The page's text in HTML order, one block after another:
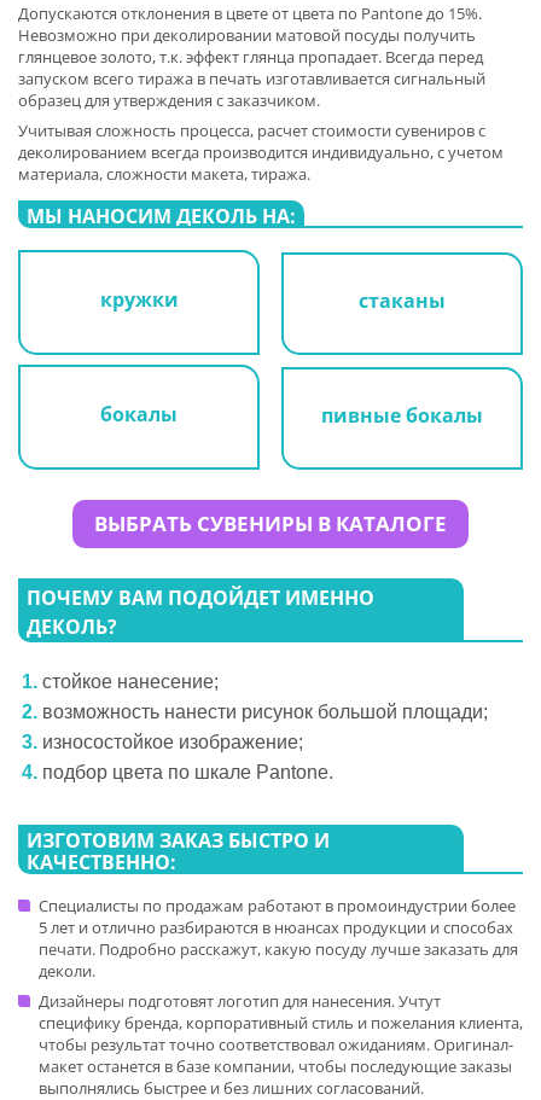
Допускаются отклонения в цвете от цвета по Pantone до 15%.
Невозможно при деколировании матовой посуды получить
глянцевое золото, т.к. эффект глянца пропадает. Всегда перед
запуском всего тиража в печать изготавливается сигнальный
образец для утверждения с заказчиком.
Учитывая сложность процесса, расчет стоимости сувениров с
деколированием всегда производится индивидуально, с учетом
материала, сложности макета, тиража.
МЫ НАНОСИМ ДЕКОЛЬ НА:
кружки стаканы
бокалы пивные бокалы
ВЫБРАТЬ СУВЕНИРЫ В КАТАЛОГЕ
ПОЧЕМУ ВАМ ПОДОЙДЕТ ИМЕННО
ДЕКОЛЬ?
стойкое нанесение;
возможность нанести рисунок большой площади;
износостойкое изображение;
подбор цвета по шкале Pantone.
ИЗГОТОВИМ ЗАКАЗ БЫСТРО И
КАЧЕСТВЕННО:
Специалисты по продажам работают в промоиндустрии более
5 лет и отлично разбираются в нюансах продукции и способах
печати. Подробно расскажут, какую посуду лучше заказать для
деколи.
Дизайнеры подготовят логотип для нанесения. Учтут
специфику бренда, корпоративный стиль и пожелания клиента,
чтобы результат точно соответствовал ожиданиям. Оригинал-
макет останется в базе компании, чтобы последующие заказы
выполнялись быстрее и без лишних согласований.